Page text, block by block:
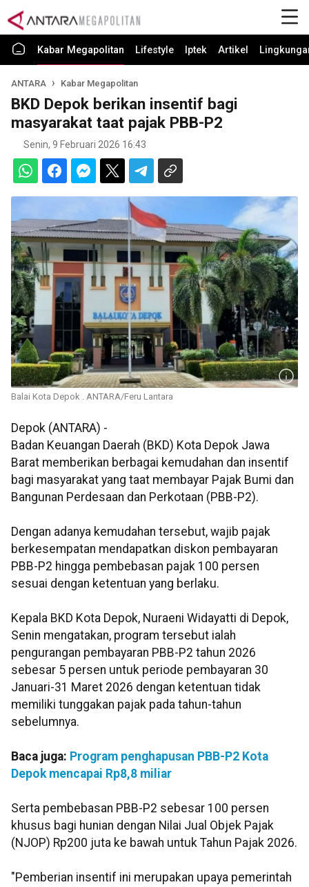
Kabar Megapolitan Lifestyle Iptek Artikel
ANTARA Kabar Megapolitan
BKD Depok berikan insentif bagi
masyarakat taat pajak PBB-P2
Senin, 9 Februari 2026 16:43
Balai Kota Depok . ANTARA/Feru Lantara
Depok (ANTARA) -
Badan Keuangan Daerah (BKD) Kota Depok Jawa
Barat memberikan berbagai kemudahan dan insentif
bagi masyarakat yang taat membayar Pajak Bumi dan
Bangunan Perdesaan dan Perkotaan (PBB-P2).
Dengan adanya kemudahan tersebut, wajib pajak
berkesempatan mendapatkan diskon pembayaran
PBB-P2 hingga pembebasan pajak 100 persen
sesuai dengan ketentuan yang berlaku.
Kepala BKD Kota Depok, Nuraeni Widayatti di Depok,
Senin mengatakan, program tersebut ialah
pengurangan pembayaran PBB-P2 tahun 2026
sebesar 5 persen untuk periode pembayaran 30
Januari-31 Maret 2026 dengan ketentuan tidak
memiliki tunggakan pajak pada tahun-tahun
sebelumnya.
Baca juga: Program penghapusan PBB-P2 Kota
Depok mencapai Rp8,8 miliar
Serta pembebasan PBB-P2 sebesar 100 persen
khusus bagi hunian dengan Nilai Jual Objek Pajak
(NJOP) Rp200 juta ke bawah untuk Tahun Pajak 2026.
"Pemberian insentif ini merupakan upaya pemerintah